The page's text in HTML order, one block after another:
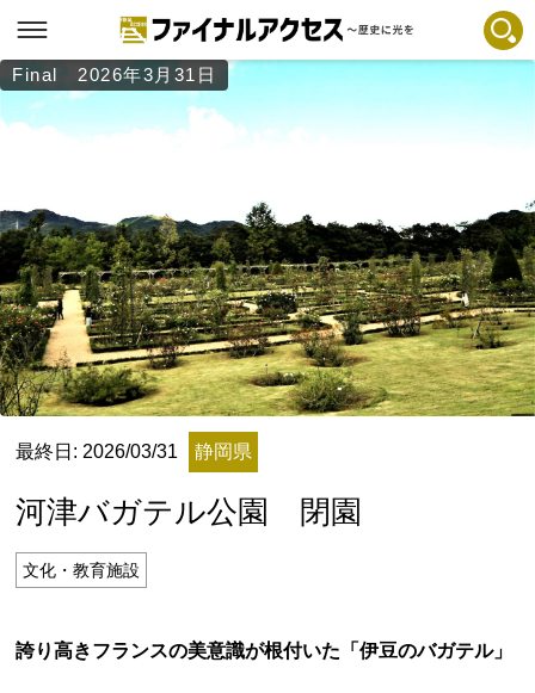
注目コンテンツ 一覧
メディアの編集方針とコンテンツポリシー
プライバシーポリシー
お問合せ
免責事項
不具合・報告事項
記事掲載基準
Special Thanks
フリーワードで探す
Final 2026年3月31日
最終日: 2026/03/31 静岡県
河津バガテル公園 閉園
文化・教育施設
誇り高きフランスの美意識が根付いた「伊豆のバガテル」